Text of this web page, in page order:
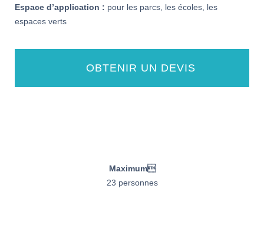
Espace d’application : pour les parcs, les écoles, les
espaces verts
OBTENIR UN DEVIS
Maximum
23 personnes